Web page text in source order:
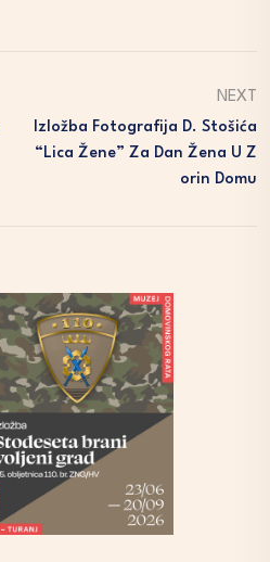
NEXT
Izložba Fotografija D. Stošića
“Lica Žene” Za Dan Žena U Z
Orin Domu